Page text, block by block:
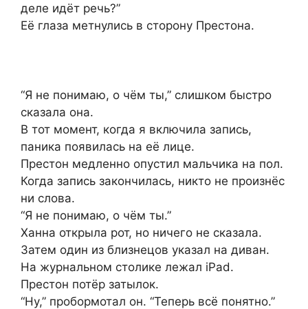
деле идёт речь?”
Её глаза метнулись в сторону Престона.
“Я не понимаю, о чём ты,” слишком быстро
сказала она.
В тот момент, когда я включила запись,
паника появилась на её лице.
Престон медленно опустил мальчика на пол.
Когда запись закончилась, никто не произнёс
ни слова.
“Я не понимаю, о чём ты.”
Ханна открыла рот, но ничего не сказала.
Затем один из близнецов указал на диван.
На журнальном столике лежал iPad.
Престон потёр затылок.
“Ну,” пробормотал он. “Теперь всё понятно.”